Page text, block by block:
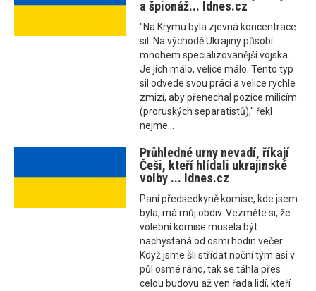
a špionáž... Idnes.cz
"Na Krymu byla zjevná koncentrace
sil. Na východě Ukrajiny působí
mnohem specializovanější vojska.
Je jich málo, velice málo. Tento typ
sil odvede svou práci a velice rychle
zmizí, aby přenechal pozice milicím
(proruských separatistů)," řekl
nejme...
Průhledné urny nevadí, říkají
Češi, kteří hlídali ukrajinské
volby ... Idnes.cz
Paní předsedkyně komise, kde jsem
byla, má můj obdiv. Vezměte si, že
volební komise musela být
nachystaná od osmi hodin večer.
Když jsme šli střídat noční tým asi v
půl osmé ráno, tak se táhla přes
celou budovu až ven řada lidí, kteří